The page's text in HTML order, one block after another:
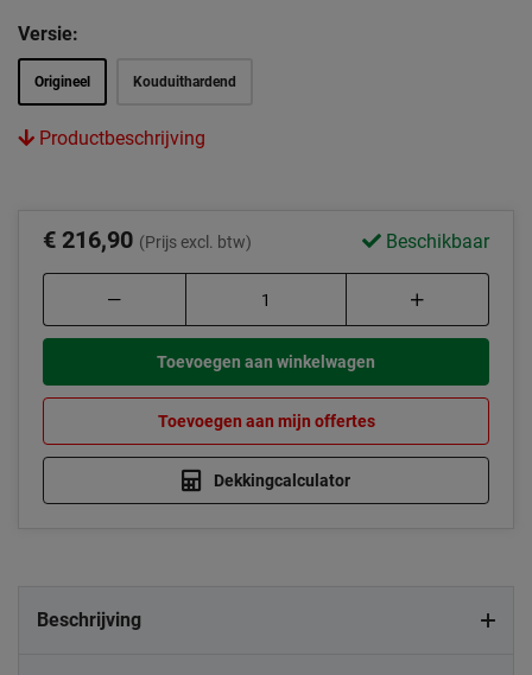
Versie:
Origineel Kouduithardend
Productbeschrijving
€ 216,90 (Prijs excl. btw) Beschikbaar
Toevoegen aan winkelwagen
Toevoegen aan mijn offertes
Dekkingcalculator
Beschrijving